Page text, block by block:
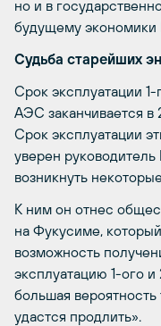
но и в
будущему
Судьба старейших
Срок эксплуатации
АЭС заканчивается в
Срок эксплуатации
уверен
возникнуть
К ним он отнес
на Фукусиме,
возможность
эксплуатацию 1-ого
большая вероятность
удастся продлить».